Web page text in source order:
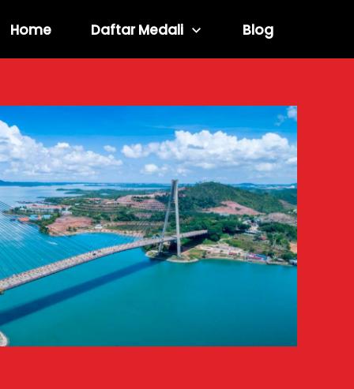
Home Daftar Medali Blog